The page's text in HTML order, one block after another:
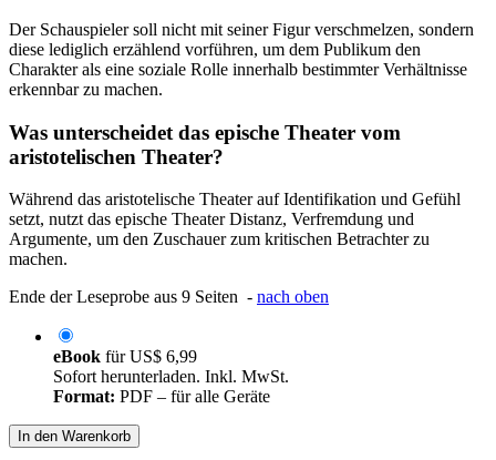
Der Schauspieler soll nicht mit seiner Figur verschmelzen, sondern
diese lediglich erzählend vorführen, um dem Publikum den
Charakter als eine soziale Rolle innerhalb bestimmter Verhältnisse
erkennbar zu machen.
Was unterscheidet das epische Theater vom
aristotelischen Theater?
Während das aristotelische Theater auf Identifikation und Gefühl
setzt, nutzt das epische Theater Distanz, Verfremdung und
Argumente, um den Zuschauer zum kritischen Betrachter zu
machen.
Ende der Leseprobe aus 9 Seiten - nach oben
eBook fürUS$ 6,99
Sofort herunterladen. Inkl. MwSt.
Format: PDF – für alle Geräte
In den Warenkorb